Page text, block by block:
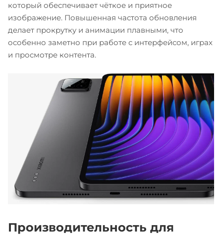
который обеспечивает чёткое и приятное
изображение. Повышенная частота обновления
делает прокрутку и анимации плавными, что
особенно заметно при работе с интерфейсом, играх
и просмотре контента.
Производительность для